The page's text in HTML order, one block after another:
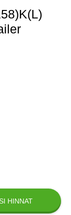
HINNAT